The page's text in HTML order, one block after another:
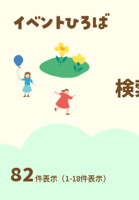
82件表示（1-18件表示）